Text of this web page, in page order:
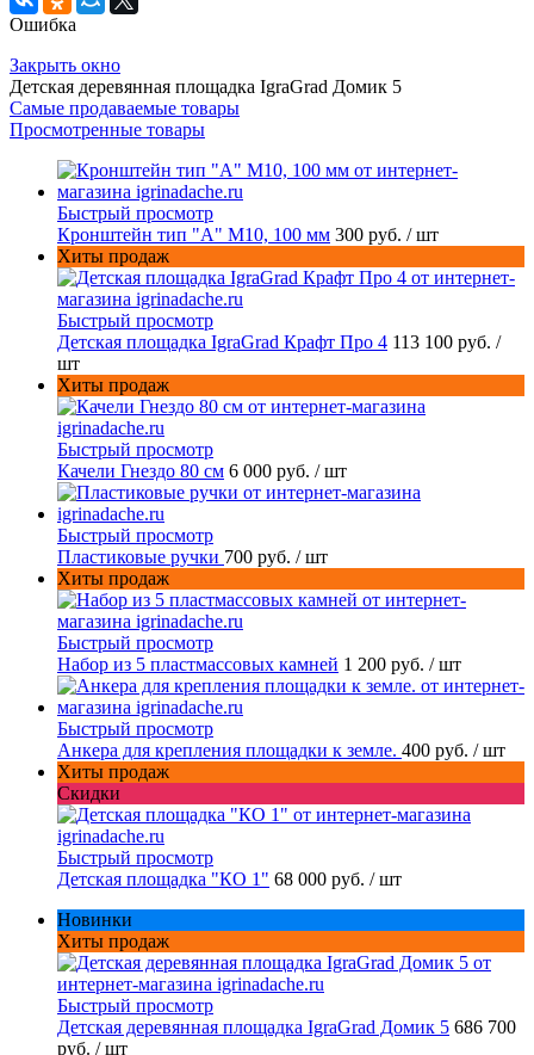
Ошибка
Закрыть окно
Детская деревянная площадка IgraGrad Домик 5
Самые продаваемые товары
Просмотренные товары
Быстрый просмотр
Кронштейн тип "A" M10, 100 мм 300 руб. / шт
Хиты продаж
Быстрый просмотр
Детская площадка IgraGrad Крафт Про 4 113 100 руб. /
шт
Хиты продаж
Быстрый просмотр
Качели Гнездо 80 см 6 000 руб. / шт
Быстрый просмотр
Пластиковые ручки 700 руб. / шт
Хиты продаж
Быстрый просмотр
Набор из 5 пластмассовых камней 1 200 руб. / шт
Быстрый просмотр
Анкера для крепления площадки к земле. 400 руб. / шт
Хиты продаж
Скидки
Быстрый просмотр
Детская площадка "КО 1" 68 000 руб. / шт
Новинки
Хиты продаж
Быстрый просмотр
Детская деревянная площадка IgraGrad Домик 5 686 700
руб. / шт